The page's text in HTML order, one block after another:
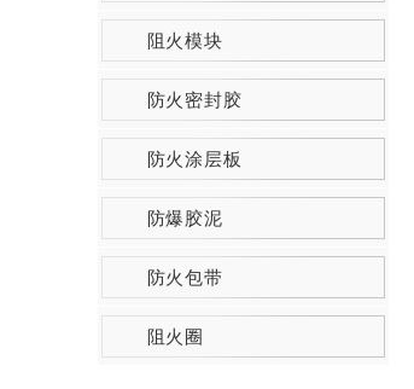
阻火模块
防火密封胶
防火涂层板
防爆胶泥
防火包带
阻火圈